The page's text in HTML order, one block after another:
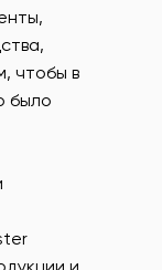
чтобы в
было